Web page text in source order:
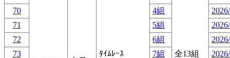
ﾀｲﾑﾚｰｽ 全13組
70
4組
71
5組
72
6組
73
7組